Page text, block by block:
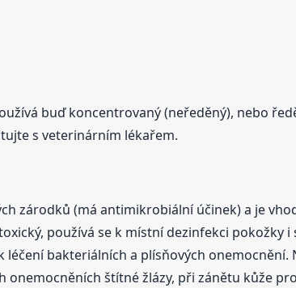
buď koncentrovaný (neředěný), nebo
s veterinárním lékařem.
zárodků (má antimikrobiální účinek) a je
používá se k místní dezinfekci pokožky
bakteriálních a plísňových onemocnění.
štítné žlázy, při zánětu kůže